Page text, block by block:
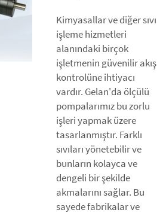
Kimyasallar ve diğer sıvı
işleme hizmetleri
alanındaki birçok
işletmenin güvenilir akış
kontrolüne ihtiyacı
vardır. Gelan'da ölçülü
pompalarımız bu zorlu
işleri yapmak üzere
tasarlanmıştır. Farklı
sıvıları yönetebilir ve
bunların kolayca ve
dengeli bir şekilde
akmalarını sağlar. Bu
sayede fabrikalar ve